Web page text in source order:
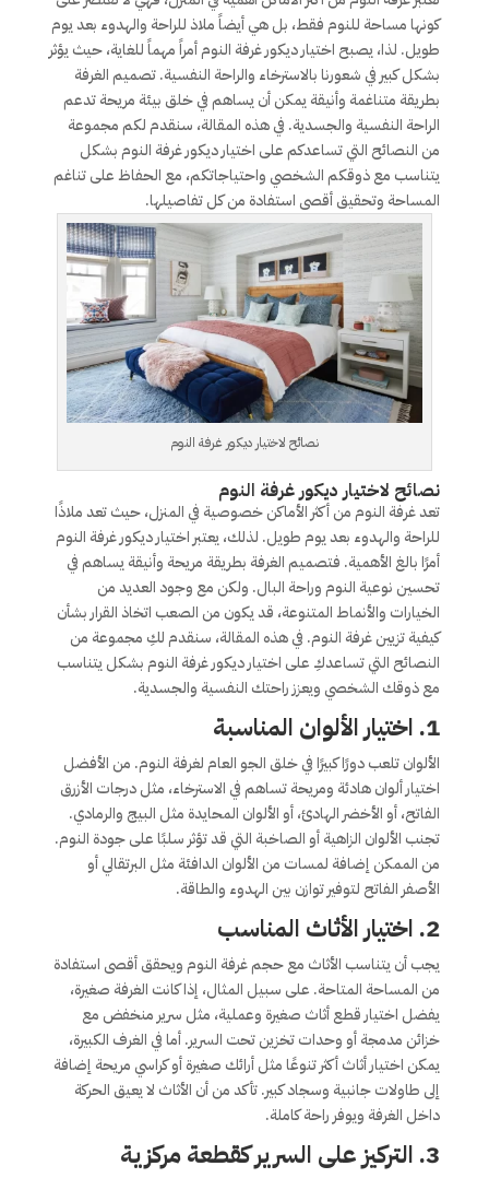
كونها مساحة للنوم فقط، بل هي أيضاً ملاذ للراحة والهدوء بعد يوم
طويل. لذا، يصبح اختيار ديكور غرفة النوم أمراً مهماً للغاية، حيث يؤثر
بشكل كبير في شعورنا بالاسترخاء والراحة النفسية. تصميم الغرفة
بطريقة متناغمة وأنيقة يمكن أن يساهم في خلق بيئة مريحة تدعم
الراحة النفسية والجسدية. في هذه المقالة، سنقدم لكم مجموعة
من النصائح التي تساعدكم على اختيار ديكور غرفة النوم بشكل
يتناسب مع ذوقكم الشخصي واحتياجاتكم، مع الحفاظ على تناغم
المساحة وتحقيق أقصى استفادة من كل تفاصيلها.
نصائح لاختيار ديكور غرفة النوم
نصائح لاختيار ديكور غرفة النوم
تعد غرفة النوم من أكثر الأماكن خصوصية في المنزل، حيث تعد ملاذًا
للراحة والهدوء بعد يوم طويل. لذلك، يعتبر اختيار ديكور غرفة النوم
أمرًا بالغ الأهمية. فتصميم الغرفة بطريقة مريحة وأنيقة يساهم في
تحسين نوعية النوم وراحة البال. ولكن مع وجود العديد من
الخيارات والأنماط المتنوعة، قد يكون من الصعب اتخاذ القرار بشأن
كيفية تزيين غرفة النوم. في هذه المقالة، سنقدم لكِ مجموعة من
النصائح التي تساعدكِ على اختيار ديكور غرفة النوم بشكل يتناسب
مع ذوقك الشخصي ويعزز راحتك النفسية والجسدية.
1. اختيار الألوان المناسبة
الألوان تلعب دورًا كبيرًا في خلق الجو العام لغرفة النوم. من الأفضل
اختيار ألوان هادئة ومريحة تساهم في الاسترخاء، مثل درجات الأزرق
الفاتح، أو الأخضر الهادئ، أو الألوان المحايدة مثل البيج والرمادي.
تجنب الألوان الزاهية أو الصاخبة التي قد تؤثر سلبًا على جودة النوم.
من الممكن إضافة لمسات من الألوان الدافئة مثل البرتقالي أو
الأصفر الفاتح لتوفير توازن بين الهدوء والطاقة.
2. اختيار الأثاث المناسب
يجب أن يتناسب الأثاث مع حجم غرفة النوم ويحقق أقصى استفادة
من المساحة المتاحة. على سبيل المثال، إذا كانت الغرفة صغيرة،
يفضل اختيار قطع أثاث صغيرة وعملية، مثل سرير منخفض مع
خزائن مدمجة أو وحدات تخزين تحت السرير. أما في الغرف الكبيرة،
يمكن اختيار أثاث أكثر تنوعًا مثل أرائك صغيرة أو كراسي مريحة إضافة
إلى طاولات جانبية وسجاد كبير. تأكد من أن الأثاث لا يعيق الحركة
داخل الغرفة ويوفر راحة كاملة.
3. التركيز على السرير كقطعة مركزية